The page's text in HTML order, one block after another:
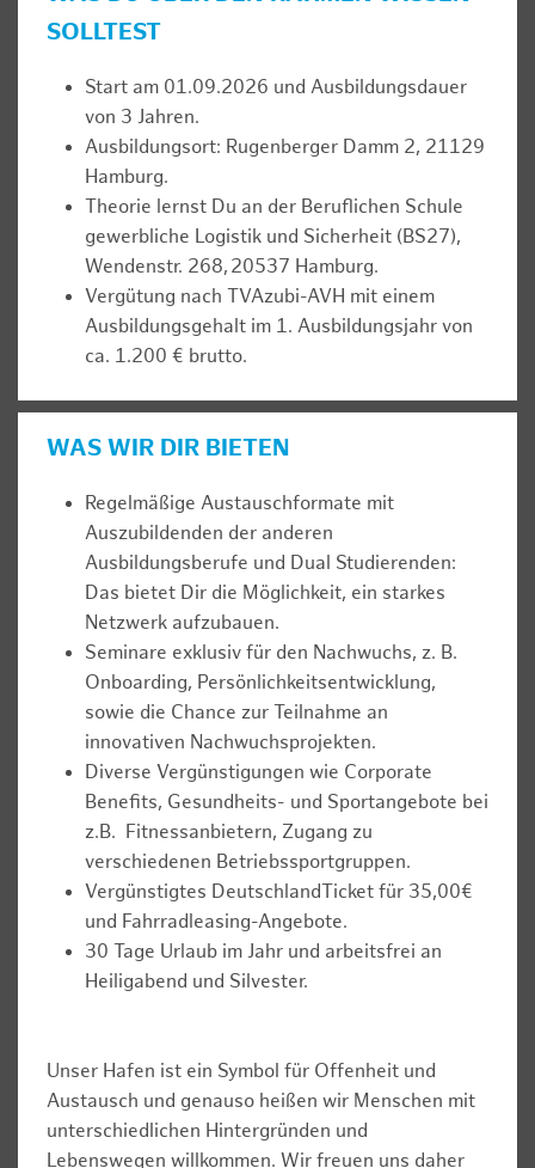
SOLLTEST
Start am 01.09.2026 und Ausbildungsdauer
von 3 Jahren.
Ausbildungsort: Rugenberger Damm 2, 21129
Hamburg.
Theorie lernst Du an der Beruflichen Schule
gewerbliche Logistik und Sicherheit (BS27),
Wendenstr. 268, 20537 Hamburg.
Vergütung nach TVAzubi-AVH mit einem
Ausbildungsgehalt im 1. Ausbildungsjahr von
ca. 1.200 € brutto.
WAS WIR DIR BIETEN
Regelmäßige Austauschformate mit
Auszubildenden der anderen
Ausbildungsberufe und Dual Studierenden:
Das bietet Dir die Möglichkeit, ein starkes
Netzwerk aufzubauen.
Seminare exklusiv für den Nachwuchs, z. B.
Onboarding, Persönlichkeitsentwicklung,
sowie die Chance zur Teilnahme an
innovativen Nachwuchsprojekten.
Diverse Vergünstigungen wie Corporate
Benefits, Gesundheits- und Sportangebote bei
z.B. Fitnessanbietern, Zugang zu
verschiedenen Betriebssportgruppen.
Vergünstigtes DeutschlandTicket für 35,00€
und Fahrradleasing-Angebote.
30 Tage Urlaub im Jahr und arbeitsfrei an
Heiligabend und Silvester.
Unser Hafen ist ein Symbol für Offenheit und
Austausch und genauso heißen wir Menschen mit
unterschiedlichen Hintergründen und
Lebenswegen willkommen. Wir freuen uns daher